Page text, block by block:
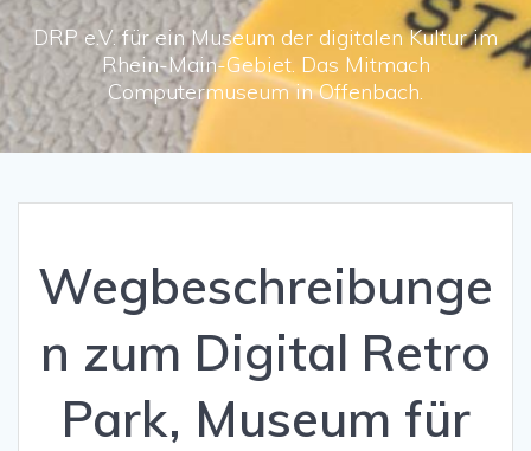
DRP e.V. für ein Museum der digitalen Kultur im
Rhein-Main-Gebiet. Das Mitmach
Computermuseum in Offenbach.
Wegbeschreibunge
n zum Digital Retro
Park, Museum für